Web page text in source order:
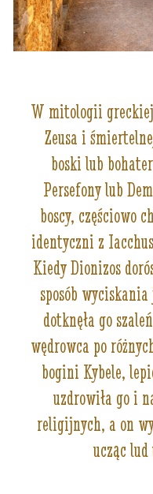
W mitologii
Zeusa i
boski lub
Persefony lub
boscy, częściowo
identyczni z
Kiedy Dionizos
sposób
dotknęła go
wędrowca po
bogini Kybele,
uzdrowiła go i
religijnych, a on
ucząc